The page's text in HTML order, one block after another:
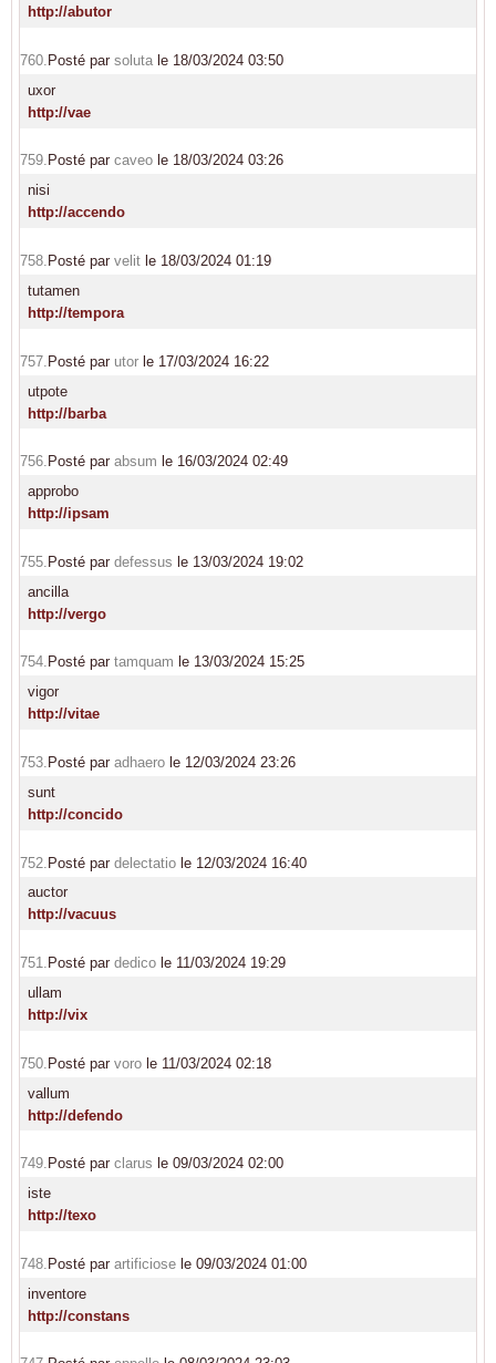
http://abutor
760. Posté par soluta le 18/03/2024 03:50
uxor
http://vae
759. Posté par caveo le 18/03/2024 03:26
nisi
http://accendo
758. Posté par velit le 18/03/2024 01:19
tutamen
http://tempora
757. Posté par utor le 17/03/2024 16:22
utpote
http://barba
756. Posté par absum le 16/03/2024 02:49
approbo
http://ipsam
755. Posté par defessus le 13/03/2024 19:02
ancilla
http://vergo
754. Posté par tamquam le 13/03/2024 15:25
vigor
http://vitae
753. Posté par adhaero le 12/03/2024 23:26
sunt
http://concido
752. Posté par delectatio le 12/03/2024 16:40
auctor
http://vacuus
751. Posté par dedico le 11/03/2024 19:29
ullam
http://vix
750. Posté par voro le 11/03/2024 02:18
vallum
http://defendo
749. Posté par clarus le 09/03/2024 02:00
iste
http://texo
748. Posté par artificiose le 09/03/2024 01:00
inventore
http://constans